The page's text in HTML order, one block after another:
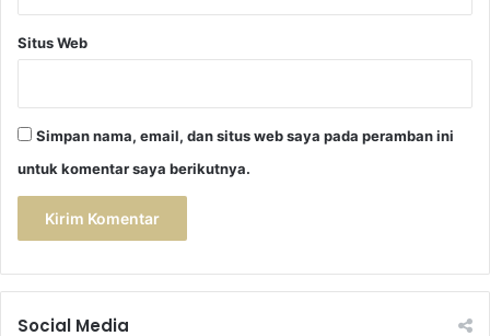
Situs Web
Simpan nama, email, dan situs web saya pada peramban ini
untuk komentar saya berikutnya.
Social Media